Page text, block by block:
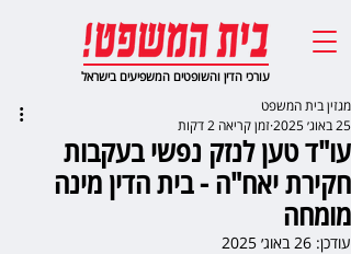
עורכי הדין והשופטים המשפיעים בישראל
עו"ד טען לנזק נפשי בעקבות
חקירת יאח"ה - בית הדין מינה
מומחה
מגזין בית המשפט
25 באוג׳ 2025
זמן קריאה 2 דקות
עודכן: 26 באוג׳ 2025